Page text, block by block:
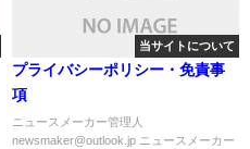
当サイトについて
プライバシーポリシー・免責事
項
ニュースメーカー管理人
newsmaker@outlook.jp ニュースメーカー